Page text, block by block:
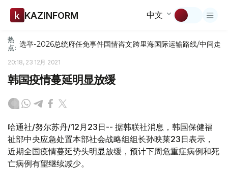
KAZINFORM 中文
热
点: 选举-2026总统府任免事件国情咨文跨里海国际运输路线/中间走廊
20:18, 23 12月 2021
韩国疫情蔓延明显放缓
哈通社/努尔苏丹/12月23日-- 据韩联社消息，韩国保健福
祉部中央应急处置本部社会战略组组长孙映莱23日表示，
近期全国疫情蔓延势头明显放缓，预计下周危重症病例和死
亡病例有望继续减少。